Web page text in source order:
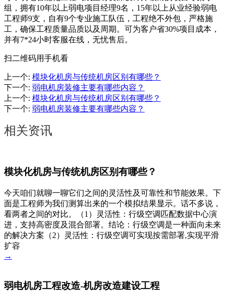
组，拥有10年以上弱电项目经理9名，15年以上从业经验弱电
工程师9支，自有9个专业施工队伍，工程绝不外包，严格施
工，确保工程质量品质以及周期。可为客户省30%项目成本，
并有7*24小时客服在线，无忧售后。
扫二维码用手机看
上一个: 模块化机房与传统机房区别有哪些？
下一个: 弱电机房装修主要有哪些内容？
上一个: 模块化机房与传统机房区别有哪些？
下一个: 弱电机房装修主要有哪些内容？
相关资讯
模块化机房与传统机房区别有哪些？
今天咱们就聊一聊它们之间的灵活性及可靠性和节能效果。下
面是工程师为我们测算出来的一个模拟结果显示。话不多说，
看两者之间的对比。（1）灵活性：行级空调匹配数据中心演
进，支持高密度及混合部署。结论：行级空调是一种面向未来
的解决方案（2）灵活性：行级空调可实现按需部署,实现平滑
扩容
→
弱电机房工程改造-机房改造建设工程